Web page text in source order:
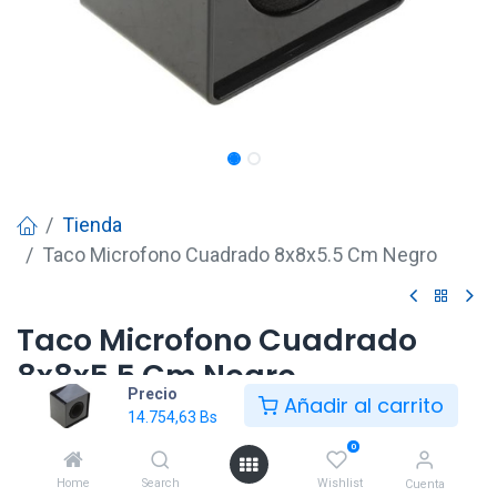
Precio
14.754,63 Bs Añadir al carrito
Home Search
0
Wishlist Cuenta
Tienda
Taco Microfono Cuadrado 8x8x5.5 Cm Negro
Taco Microfono Cuadrado
8x8x5.5 Cm Negro
14.754,63Bs